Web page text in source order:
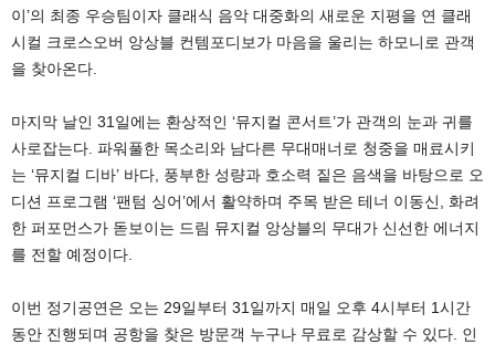
이’의 최종 우승팀이자 클래식 음악 대중화의 새로운 지평을 연 클래
시컬 크로스오버 앙상블 컨템포디보가 마음을 울리는 하모니로 관객
을 찾아온다.
마지막 날인 31일에는 환상적인 ‘뮤지컬 콘서트’가 관객의 눈과 귀를
사로잡는다. 파워풀한 목소리와 남다른 무대매너로 청중을 매료시키
는 ‘뮤지컬 디바’ 바다, 풍부한 성량과 호소력 짙은 음색을 바탕으로 오
디션 프로그램 ‘팬텀 싱어’에서 활약하며 주목 받은 테너 이동신, 화려
한 퍼포먼스가 돋보이는 드림 뮤지컬 앙상블의 무대가 신선한 에너지
를 전할 예정이다.
이번 정기공연은 오는 29일부터 31일까지 매일 오후 4시부터 1시간
동안 진행되며 공항을 찾은 방문객 누구나 무료로 감상할 수 있다. 인